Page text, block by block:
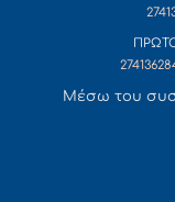
Mέσω του